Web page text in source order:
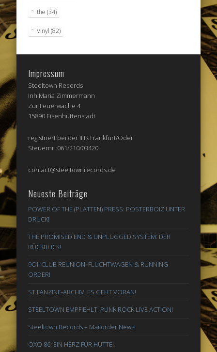
the (34)
Vinyl (82)
Impressum
Steeltown Records
Inh.Maria Zimmermann
Zur Feuerwache 4
15890 Eisenhüttenstadt
registriert bei der IHK Frankfurt/Oder
Steuernr.:061/210/03420
contact@steeltownrecords.de
Neueste Beiträge
POWER OF THE (PLATTEN) PRESS: POSTERBOIZ UNTER
DRUCK!
THE PROMISED END & UNPLUGGED SYSTEM: DER
RÜCKBLICK!
9Oi! CLUB REUNION: FLUCHTWAGEN & RUNNING
ORDER!
ST FANZINE-ARCHIV: ES GEHT VORAN!
STEELTOWN EMPFIEHLT: PUNK ROCK LIVE ACTION!
Steeltown Records – Mailorder News!
OXO 86: EIN HERZ FÜR HÜTTE!